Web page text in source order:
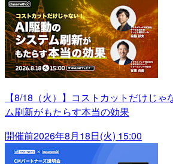
【8/18（火）】コストカットだけじ
ム刷新がもたらす本当の効果
開催前2026年8月18日(火) 15:00